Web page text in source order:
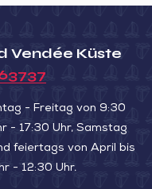
Vendée Küste
- Freitag von 9:30
- 17:30 Uhr, Samstag
feiertags von April bis
- 12:30 Uhr.